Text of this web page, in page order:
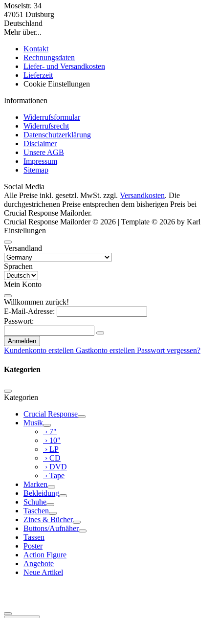
Moselstr. 34
47051 Duisburg
Deutschland
Mehr über...
Kontakt
Rechnungsdaten
Liefer- und Versandkosten
Lieferzeit
Cookie Einstellungen
Informationen
Widerrufsformular
Widerrufsrecht
Datenschutzerklärung
Disclaimer
Unsere AGB
Impressum
Sitemap
Social Media
Alle Preise inkl. gesetzl. MwSt. zzgl. Versandkosten. Die
durchgestrichenen Preise entsprechen dem bisherigen Preis bei
Crucial Response Mailorder.
Crucial Response Mailorder © 2026 | Template © 2026 by Karl
Einstellungen
Versandland
Sprachen
Mein Konto
Willkommen zurück!
E-Mail-Adresse:
Passwort:
Anmelden
Kundenkonto erstellen Gastkonto erstellen Passwort vergessen?
Kategorien
Kategorien
Crucial Response
Musik
› 7"
› 10"
› LP
› CD
› DVD
› Tape
Marken
Bekleidung
Schuhe
Taschen
Zines & Bücher
Buttons/Aufnäher
Tassen
Poster
Action Figure
Angebote
Neue Artikel